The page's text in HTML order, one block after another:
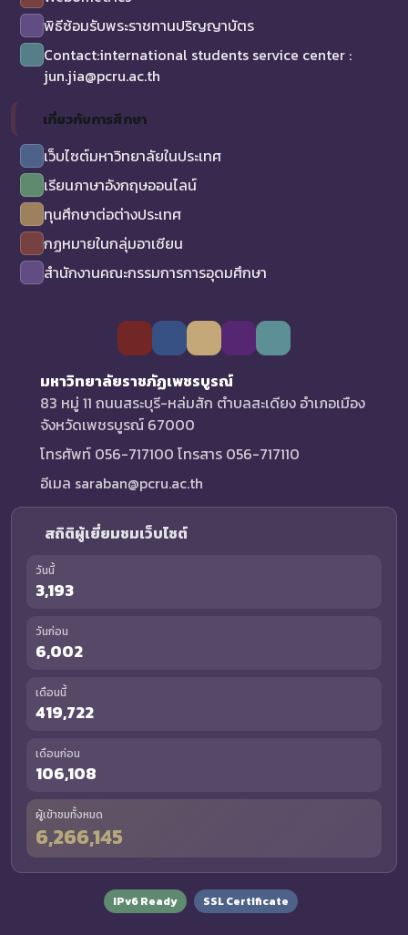
พิธีซ้อมรับพระราชทานปริญญาบัตร
Contact:international students service center :
jun.jia@pcru.ac.th
เกี่ยวกับการศึกษา
เว็บไซต์มหาวิทยาลัยในประเทศ
เรียนภาษาอังกฤษออนไลน์
ทุนศึกษาต่อต่างประเทศ
กฏหมายในกลุ่มอาเซียน
สำนักงานคณะกรรมการการอุดมศึกษา
มหาวิทยาลัยราชภัฏเพชรบูรณ์
83 หมู่ 11 ถนนสระบุรี-หล่มสัก ตำบลสะเดียง อำเภอเมือง
จังหวัดเพชรบูรณ์ 67000
โทรศัพท์ 056-717100 โทรสาร 056-717110
อีเมล saraban@pcru.ac.th
สถิติผู้เยี่ยมชมเว็บไซต์
วันนี้
3,193
วันก่อน
6,002
เดือนนี้
419,722
เดือนก่อน
106,108
ผู้เข้าชมทั้งหมด
6,266,145
IPv6 Ready SSL Certificate